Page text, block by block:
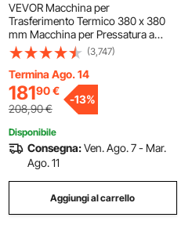
VEVOR Macchina per
Trasferimento Termico 380 x 380
mm Macchina per Pressatura a
Caldo con Pressa a Tamburo 0,85
kg Pressatura per Magliette
Oscillante a 360° per
Magliette/Tazze/Piatti, Verde
(3,747)
Termina Ago. 14
18190€
208,90€
-13%
Disponibile
Consegna:Ven. Ago. 7 - Mar.
Ago. 11
Aggiungi al carrello